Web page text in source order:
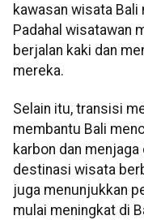
kawasan wisata
Padahal wisatawan
berjalan kaki dan
mereka.
Selain itu, transisi
membantu Bali
karbon dan
destinasi wisata
juga menunjukkan
mulai meningkat di